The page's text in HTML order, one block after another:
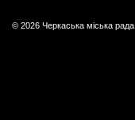
© 2026 Черкаська міська рада